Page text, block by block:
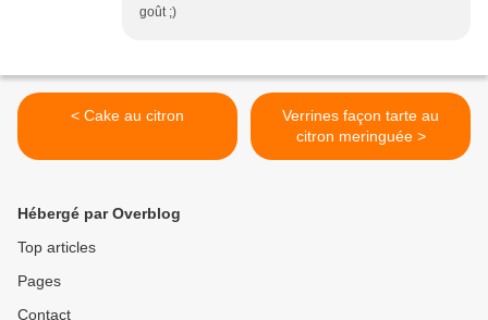
goût ;)
< Cake au citron
Verrines façon tarte au
citron meringuée >
Hébergé par Overblog
Top articles
Pages
Contact